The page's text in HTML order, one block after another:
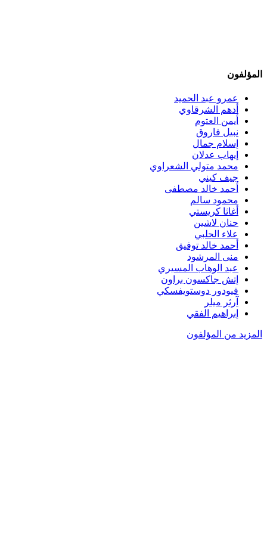
المؤلفون
عمرو عبد الحميد
أدهم الشرقاوي
أيمن العتوم
نبيل فاروق
إسلام جمال
إيهاب عدلان
محمد متولي الشعراوي
جيف كيني
أحمد خالد مصطفى
محمود سالم
أغاثا كريستي
حنان لاشين
علاء الحلبي
أحمد خالد توفيق
منى المرشود
عبد الوهاب المسيري
إتش جاكسون براون
فيودور دوستويفسكي
آرثر ميلر
إبراهيم الفقي
المزيد من المؤلفون